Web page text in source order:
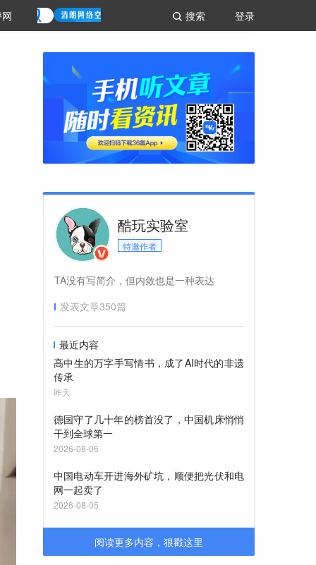
登录
搜索
酷玩实验室
特邀作者
TA没有写简介，但内敛也是一种表达
发表文章350篇
最近内容
高中生的万字手写情书，成了AI时代的非遗
传承
昨天
德国守了几十年的榜首没了，中国机床悄悄
干到全球第一
2026-08-06
中国电动车开进海外矿坑，顺便把光伏和电
网一起卖了
2026-08-05
阅读更多内容，狠戳这里